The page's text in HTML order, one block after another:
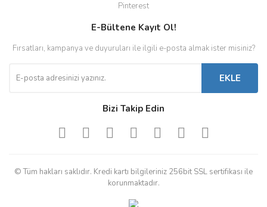
Pinterest
E-Bültene Kayıt Ol!
Fırsatları, kampanya ve duyuruları ile ilgili e-posta almak ister misiniz?
EKLE
Bizi Takip Edin
© Tüm hakları saklıdır. Kredi kartı bilgileriniz 256bit SSL sertifikası ile
korunmaktadır.